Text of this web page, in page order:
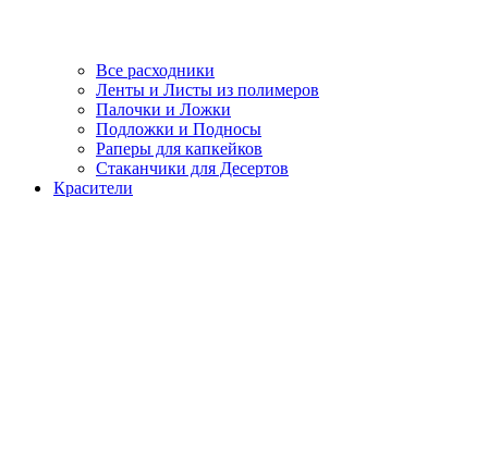
Все расходники
Ленты и Листы из полимеров
Палочки и Ложки
Подложки и Подносы
Раперы для капкейков
Стаканчики для Десертов
Красители